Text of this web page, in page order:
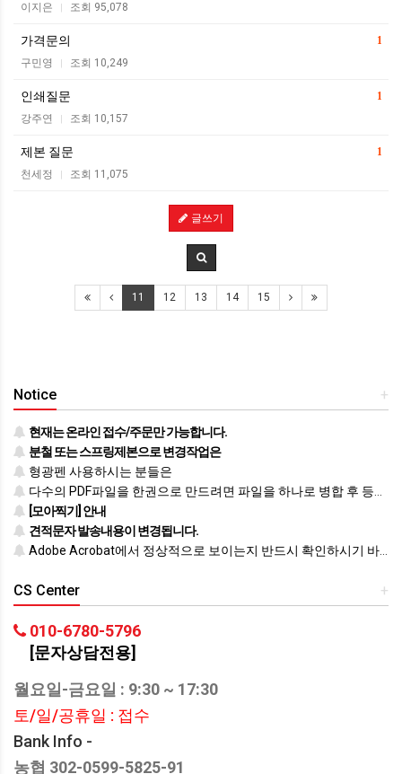
이지은 조회 95,078
1
가격문의
구민영 조회 10,249
1
인쇄질문
강주연 조회 10,157
1
제본 질문
천세정 조회 11,075
글쓰기
11 12 13 14 15
+
Notice
현재는 온라인 접수/주문만 가능합니다.
분철 또는 스프링제본으로 변경작업은
형광펜 사용하시는 분들은
다수의 PDF파일을 한권으로 만드려면 파일을 하나로 병합 후 등록하시기 바랍니다.
[모아찍기] 안내
견적문자 발송내용이 변경됩니다.
Adobe Acrobat에서 정상적으로 보이는지 반드시 확인하시기 바랍니다.
+
CS Center
010-6780-5796
[문자상담전용]
월요일-금요일 : 9:30 ~ 17:30
토/일/공휴일 : 접수
Bank Info -
농협 302-0599-5825-91